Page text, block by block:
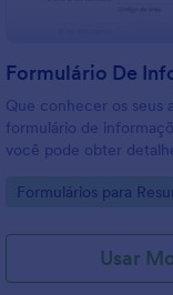
Que conhecer os seus
formulário de
você pode obter
membros da família e
da escola, se tem
ela tem acesso à
ele/ela planeja depois
Go to Category:
Formulários para
Usar